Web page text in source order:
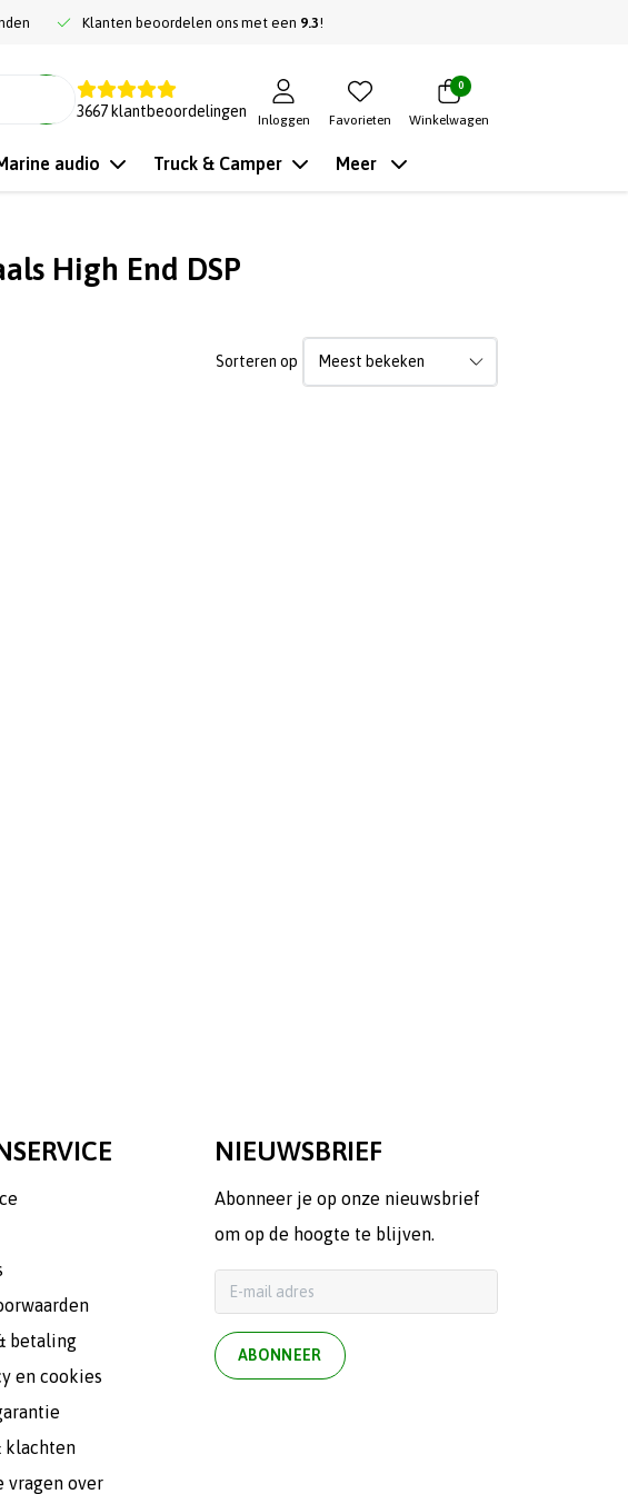
Klanten beoordelen ons met een 9.3!
3667 klantbeoordelingen
Inloggen Favorieten
0
Winkelwagen
audio Truck & Camper Meer
High End DSP
Sorteren op
betaling
en cookies
klachten
vragen over
NIEUWSBRIEF
Abonneer je op onze nieuwsbrief
om op de hoogte te blijven.
ABONNEER